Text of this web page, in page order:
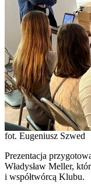
fot. Eugeniusz Szwed
Prezentacja
Władysław Meller,
i współtwórcą Klubu.